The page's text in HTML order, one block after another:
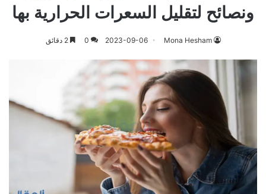
ونصائح لتقليل السعرات الحرارية بها
Mona Hesham
2023-09-06
0 2 دقائق